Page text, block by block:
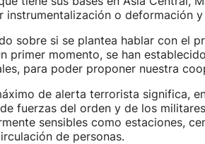
instrumentalización o deformación
sobre si se plantea hablar con el
primer momento, se han
para poder proponer nuestra
de alerta terrorista significa,
fuerzas del orden y de los
sensibles como estaciones,
de personas.